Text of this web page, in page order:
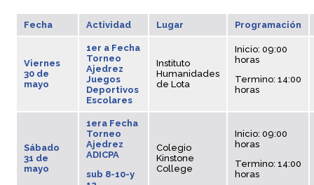
Fecha Actividad Lugar Programación
Viernes
30 de
mayo
1er a Fecha
Torneo
Ajedrez
Juegos
Deportivos
Escolares
Instituto
Humanidades
de Lota
Inicio: 09:00
horas
Termino: 14:00
horas
Sábado
31 de
mayo
1era Fecha
Torneo
Ajedrez
ADICPA
sub 8-10-y
Colegio
Kinstone
College
Inicio: 09:00
horas
Termino: 14:00
horas